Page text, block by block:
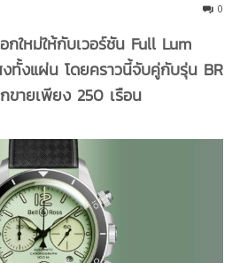
0
กใหม่ให้กับเวอร์ชัน Full Lum
ทั้งแผ่น โดยคราวนี้จับคู่กับรุ่น BR
ขายเพียง 250 เรือน